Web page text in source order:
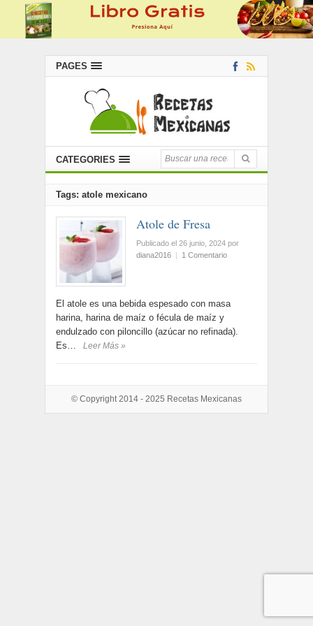
PAGES
CATEGORIES
Tags: atole mexicano
Atole de Fresa
Publicado el 26 junio, 2024 por
diana2016 | 1 Comentario
El atole es una bebida espesado con masa
harina, harina de maíz o fécula de maíz y
endulzado con piloncillo (azúcar no refinada).
Es…
Leer Más »
© Copyright 2014 - 2025 Recetas Mexicanas